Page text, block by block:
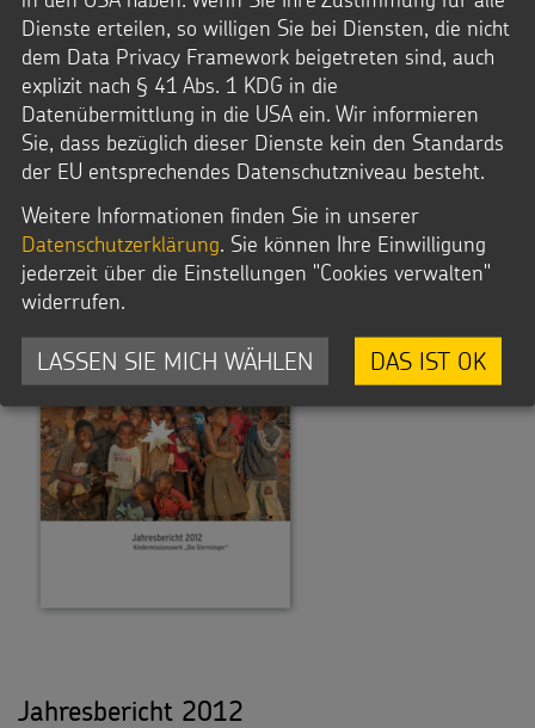
Jahresbericht 2013
herunterladen (PDF, 12,1 MB)
Jahresbericht 2012
Dienste erteilen, so willigen Sie bei Diensten, die nicht
dem Data Privacy Framework beigetreten sind, auch
explizit nach § 41 Abs. 1 KDG in die
Datenübermittlung in die USA ein. Wir informieren
Sie, dass bezüglich dieser Dienste kein den Standards
der EU entsprechendes Datenschutzniveau besteht.
Weitere Informationen finden Sie in unserer
Datenschutzerklärung. Sie können Ihre Einwilligung
jederzeit über die Einstellungen "Cookies verwalten"
widerrufen.
LASSEN SIE MICH WÄHLEN DAS IST OK